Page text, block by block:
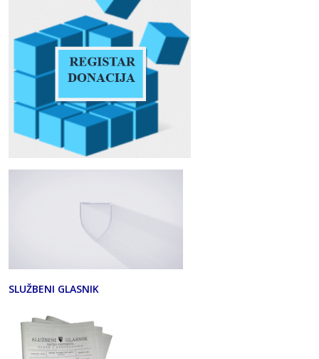
SLUŽBENI GLASNIK